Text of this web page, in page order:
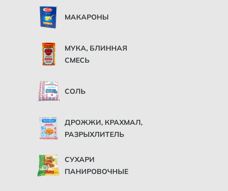
МАКАРОНЫ
МУКА, БЛИННАЯ
СМЕСЬ
СОЛЬ
ДРОЖЖИ, КРАХМАЛ,
РАЗРЫХЛИТЕЛЬ
СУХАРИ
ПАНИРОВОЧНЫЕ